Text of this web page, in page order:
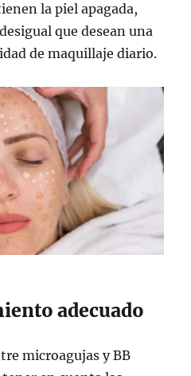
la piel apagada,
que desean una
de maquillaje diario.
adecuado
microagujas y BB